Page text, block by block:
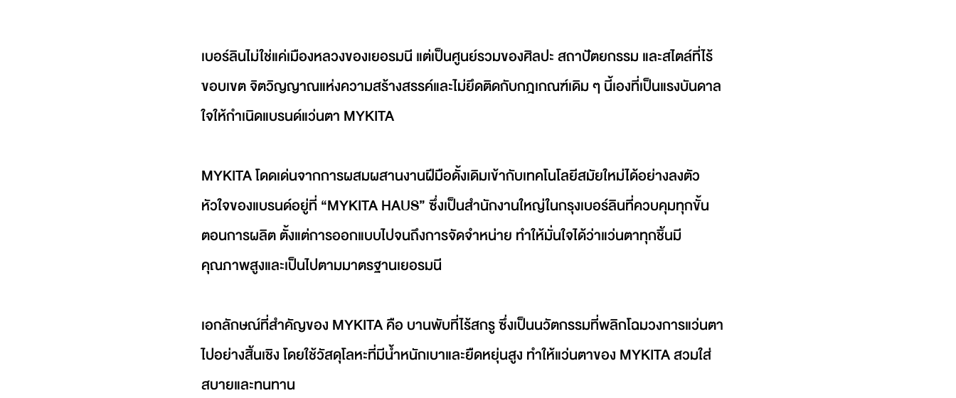
เบอร์ลินไม่ใช่แค่เมืองหลวงของเยอรมนี แต่เป็นศูนย์รวมของศิลปะ สถาปัตยกรรม และสไตล์ที่ไร้
ขอบเขต จิตวิญญาณแห่งความสร้างสรรค์และไม่ยึดติดกับกฎเกณฑ์เดิม ๆ นี้เองที่เป็นแรงบันดาล
ใจให้กำเนิดแบรนด์แว่นตา MYKITA
MYKITA โดดเด่นจากการผสมผสานงานฝีมือดั้งเดิมเข้ากับเทคโนโลยีสมัยใหม่ได้อย่างลงตัว
หัวใจของแบรนด์อยู่ที่ “MYKITA HAUS” ซึ่งเป็นสำนักงานใหญ่ในกรุงเบอร์ลินที่ควบคุมทุกขั้น
ตอนการผลิต ตั้งแต่การออกแบบไปจนถึงการจัดจำหน่าย ทำให้มั่นใจได้ว่าแว่นตาทุกชิ้นมี
คุณภาพสูงและเป็นไปตามมาตรฐานเยอรมนี
เอกลักษณ์ที่สำคัญของ MYKITA คือ บานพับที่ไร้สกรู ซึ่งเป็นนวัตกรรมที่พลิกโฉมวงการแว่นตา
ไปอย่างสิ้นเชิง โดยใช้วัสดุโลหะที่มีน้ำหนักเบาและยืดหยุ่นสูง ทำให้แว่นตาของ MYKITA สวมใส่
สบายและทนทาน